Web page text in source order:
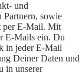
und
Partnern, sowie
per E-Mail. Mit
E-Mails ein. Du
in jeder E-Mail
Deiner Daten und
in unserer